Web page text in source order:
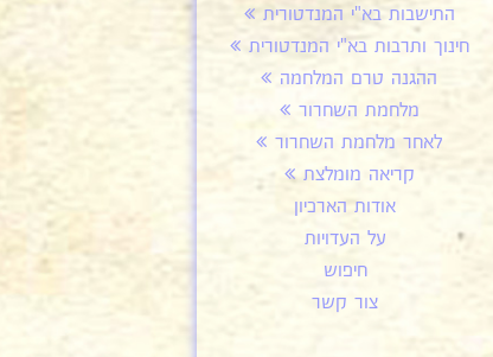
התישבות בא"י המנדטורית
חינוך ותרבות בא"י המנדטורית
ההגנה טרם המלחמה
מלחמת השחרור
לאחר מלחמת השחרור
קריאה מומלצת
אודות הארכיון
על העדויות
חיפוש
צור קשר